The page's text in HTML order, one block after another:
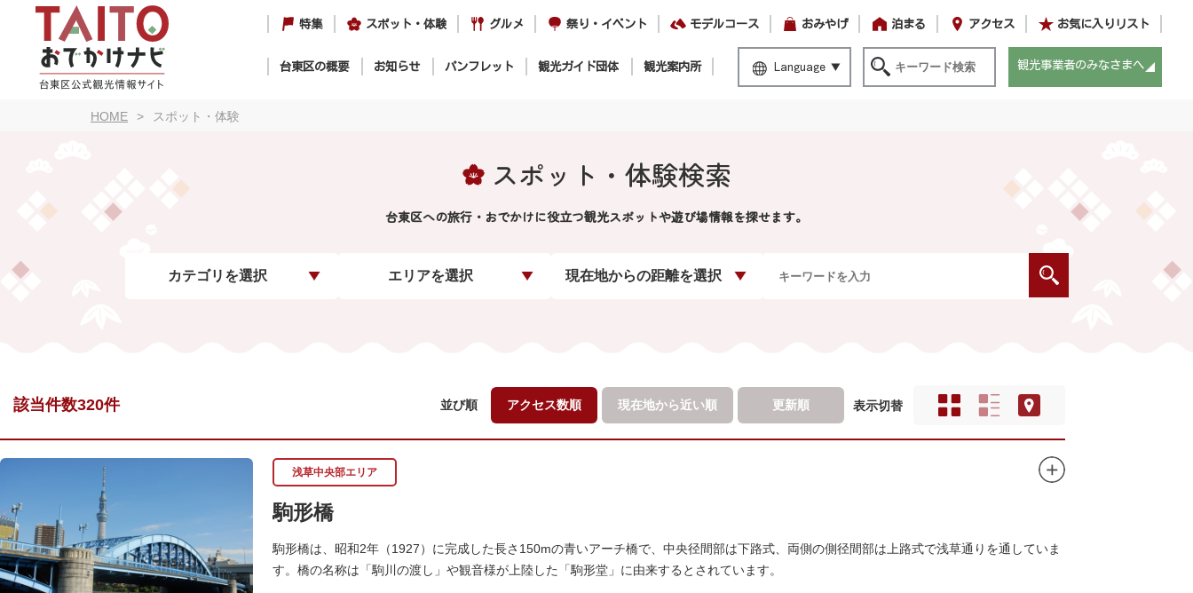
特集 スポット・体験 グルメ 祭り・イベント モデルコース おみやげ 泊まる アクセス お気に入りリスト
台東区の概要 お知らせ パンフレット 観光ガイド団体 観光案内所 Language 観光事業者のみなさまへ
HOME スポット・体験
スポット・体験検索
台東区への旅行・おでかけに役立つ観光スポットや遊び場情報を探せます。
カテゴリを選択 エリアを選択 現在地からの距離を選択
該当件数320件 並び順 アクセス数順 現在地から近い順 更新順 表示切替
浅草中央部エリア
駒形橋
駒形橋は、昭和2年（1927）に完成した長さ150mの青いアーチ橋で、中央径間部は下路式、両側の側径間部は上路式で浅草通りを通していま
す。橋の名称は「駒川の渡し」や観音様が上陸した「駒形堂」に由来するとされています。